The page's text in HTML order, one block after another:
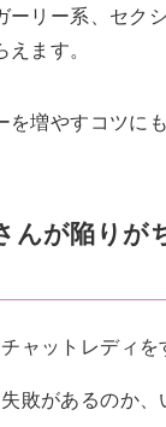
ーリー系、セク
ます。
を増やすコツに
んが陥りが
ャットレディを
敗があるのか、